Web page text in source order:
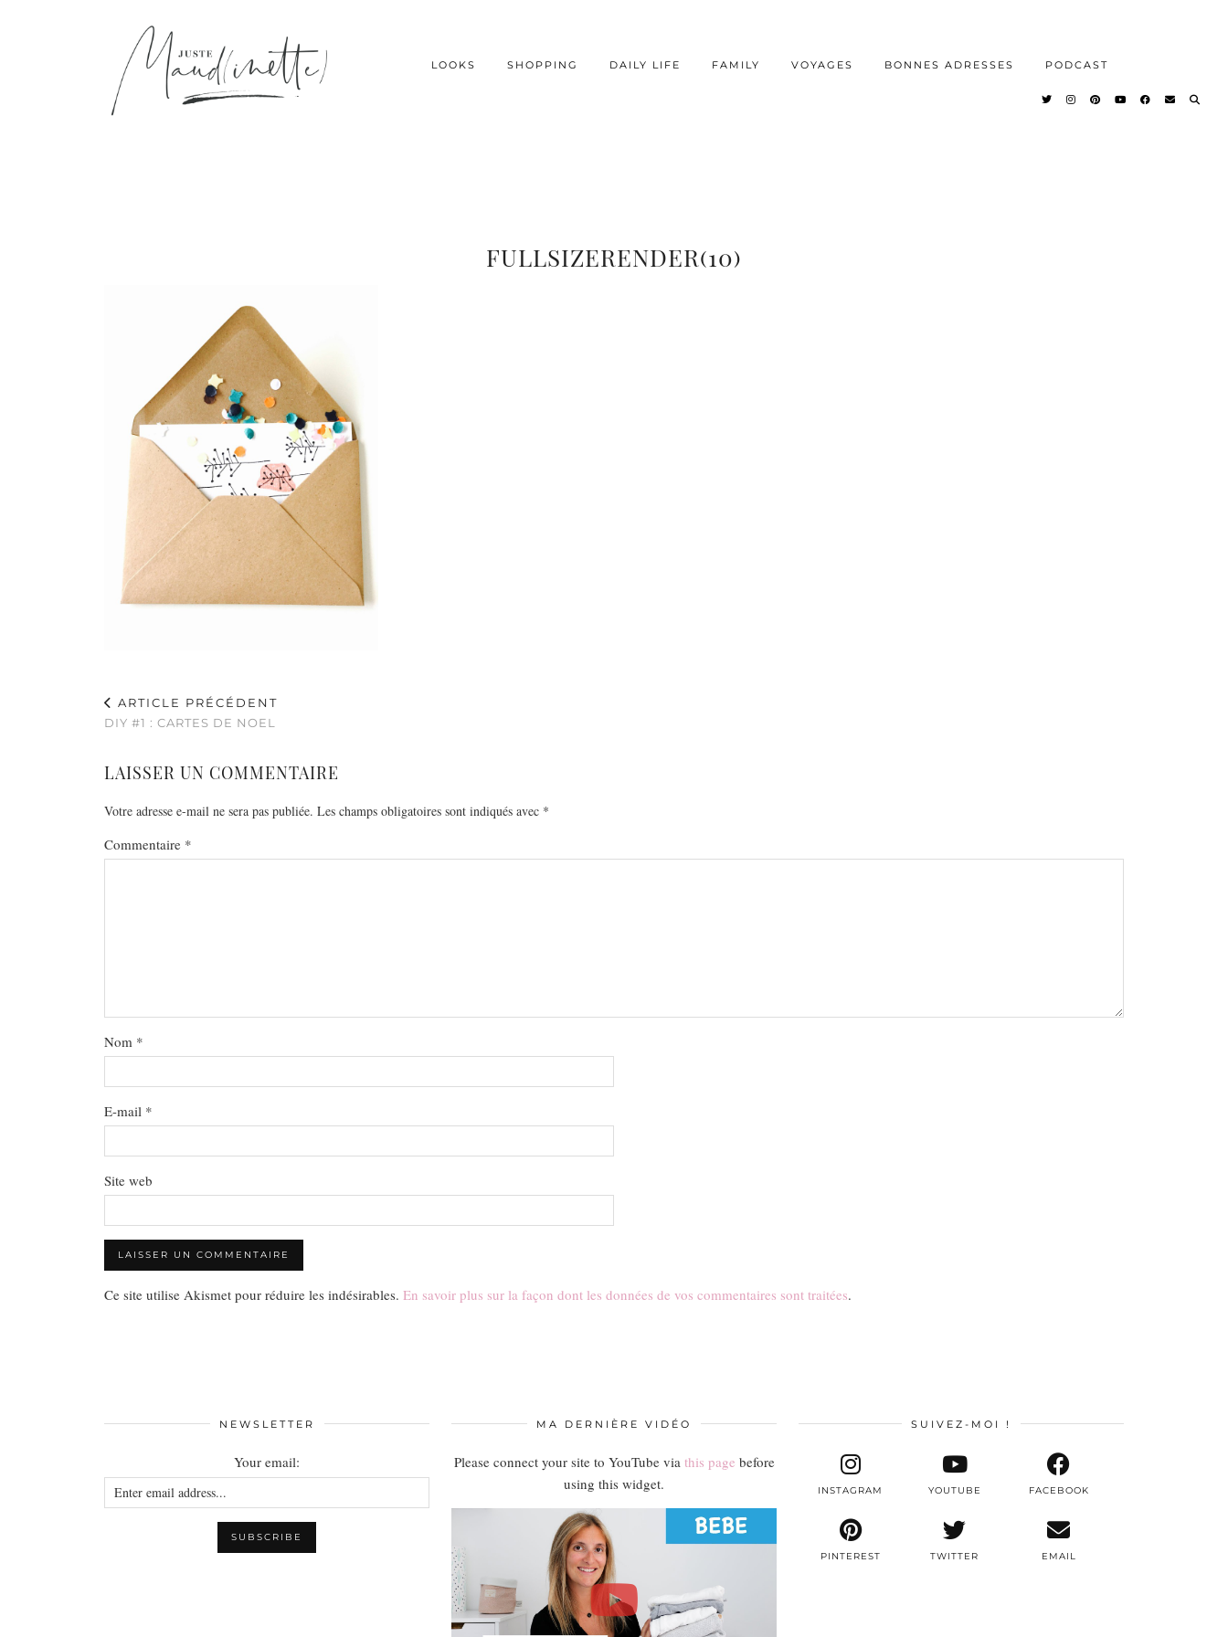
LOOKS SHOPPING DAILY LIFE FAMILY VOYAGES BONNES ADRESSES PODCAST
FULLSIZERENDER(10)
ARTICLE PRÉCÉDENT
DIY #1 : CARTES DE NOEL
LAISSER UN COMMENTAIRE
Votre adresse e-mail ne sera pas publiée. Les champs obligatoires sont indiqués avec *
Commentaire *
Nom *
E-mail *
Site web
Ce site utilise Akismet pour réduire les indésirables. En savoir plus sur la façon dont les données de vos commentaires sont traitées.
NEWSLETTER
Your email:
MA DERNIÈRE VIDÉO
Please connect your site to YouTube via this page before
using this widget.
SUIVEZ-MOI !
TWITTER
INSTAGRAM FACEBOOK
PINTEREST
YOUTUBE
EMAIL